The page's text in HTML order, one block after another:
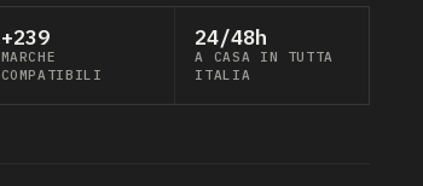
+239
MARCHE
COMPATIBILI
24/48h
A CASA IN TUTTA
ITALIA